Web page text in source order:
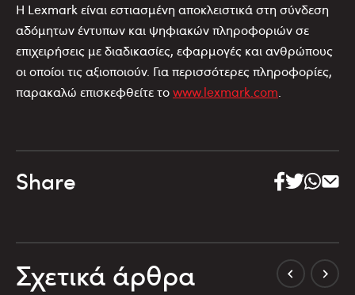
Η Lexmark είναι εστιασμένη αποκλειστικά στη σύνδεση
αδόμητων έντυπων και ψηφιακών πληροφοριών σε
επιχειρήσεις με διαδικασίες, εφαρμογές και ανθρώπους
οι οποίοι τις αξιοποιούν. Για περισσότερες πληροφορίες,
παρακαλώ επισκεφθείτε τοwww.lexmark.com.
Share
Σχετικά άρθρα